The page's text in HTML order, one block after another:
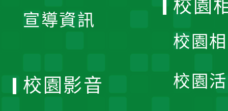
宣導資訊
校園
校園
校園
校園影音